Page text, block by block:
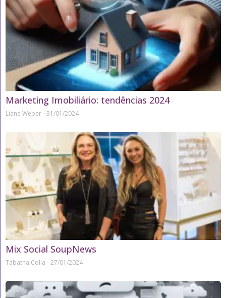
Marketing Imobiliário: tendências 2024
Liane Weber 31/01/2024
Mix Social SoupNews
Tábatha Colla 27/01/2024